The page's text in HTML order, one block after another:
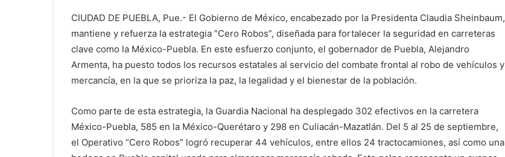
CIUDAD DE PUEBLA, Pue.- El Gobierno de México, encabezado por la Presidenta Claudia Sheinbaum,
mantiene y refuerza la estrategia “Cero Robos”, diseñada para fortalecer la seguridad en carreteras
clave como la México-Puebla. En este esfuerzo conjunto, el gobernador de Puebla, Alejandro
Armenta, ha puesto todos los recursos estatales al servicio del combate frontal al robo de vehículos y
mercancía, en la que se prioriza la paz, la legalidad y el bienestar de la población.
Como parte de esta estrategia, la Guardia Nacional ha desplegado 302 efectivos en la carretera
México-Puebla, 585 en la México-Querétaro y 298 en Culiacán-Mazatlán. Del 5 al 25 de septiembre,
el Operativo “Cero Robos” logró recuperar 44 vehículos, entre ellos 24 tractocamiones, así como una